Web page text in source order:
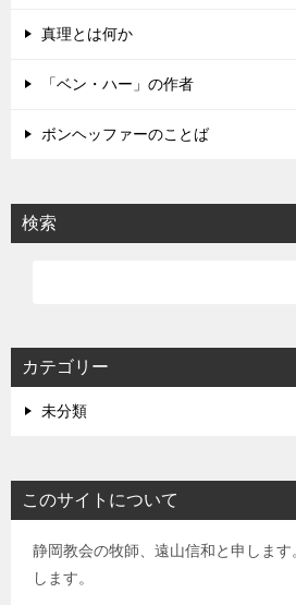
真理とは何か
「ベン・ハー」の作者
ボンヘッファーのことば
検索
カテゴリー
未分類
このサイトについて
静岡教会の牧師、遠山信和と申しま
します。